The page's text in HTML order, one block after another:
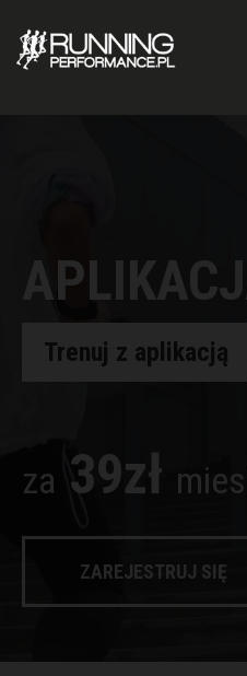
Trenuj z aplikacją
za 39zł
ZAREJESTRUJ SIĘ